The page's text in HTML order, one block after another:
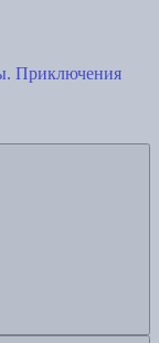
Приключения